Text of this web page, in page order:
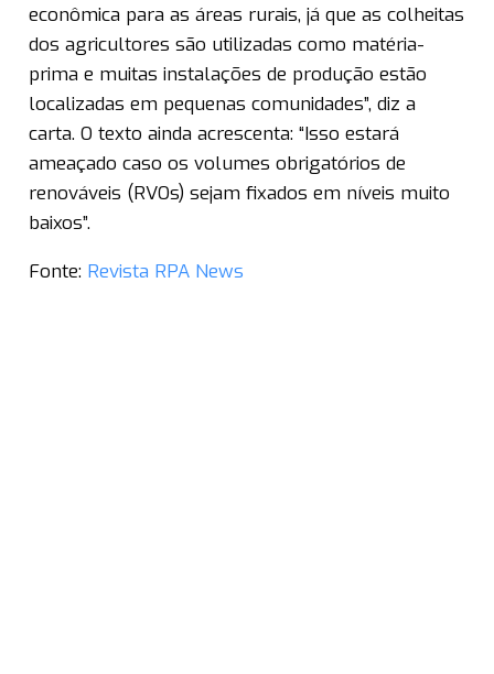
econômica para as áreas rurais, já que as colheitas
dos agricultores são utilizadas como matéria-
prima e muitas instalações de produção estão
localizadas em pequenas comunidades”, diz a
carta. O texto ainda acrescenta: “Isso estará
ameaçado caso os volumes obrigatórios de
renováveis (RVOs) sejam fixados em níveis muito
baixos”.
Fonte: Revista RPA News